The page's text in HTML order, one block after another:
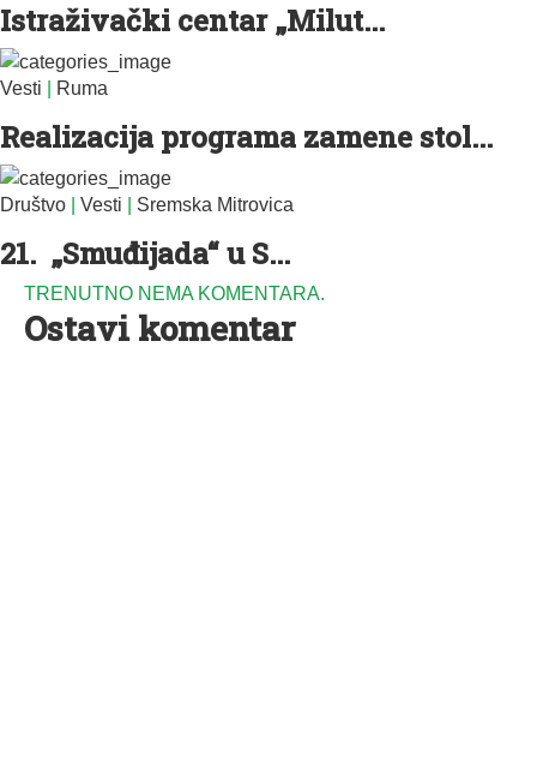
Istraživački centar „Milut...
Vesti Ruma
Realizacija programa zamene stol...
Društvo Vesti Sremska Mitrovica
21. „Smuđijada“ u S...
TRENUTNO NEMA KOMENTARA.
Ostavi komentar